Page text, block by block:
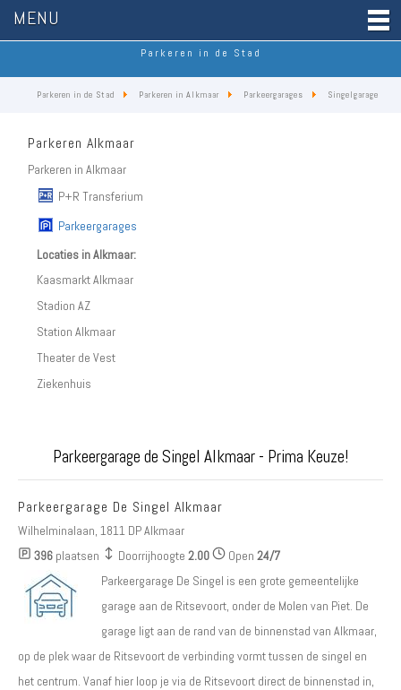
MENU
Parkeren in de Stad
Parkeren in de Stad Parkeren in Alkmaar Parkeergarages Singelgarage
Parkeren Alkmaar
Parkeren in Alkmaar
P+R Transferium
Parkeergarages
Locaties in Alkmaar:
Kaasmarkt Alkmaar
Stadion AZ
Station Alkmaar
Theater de Vest
Ziekenhuis
Parkeergarage de Singel Alkmaar - Prima Keuze!
Parkeergarage De Singel Alkmaar
Wilhelminalaan, 1811 DP Alkmaar
396 plaatsen Doorrijhoogte 2.00 Open 24/7
Parkeergarage De Singel is een grote gemeentelijke
garage aan de Ritsevoort, onder de Molen van Piet. De
garage ligt aan de rand van de binnenstad van Alkmaar,
op de plek waar de Ritsevoort de verbinding vormt tussen de singel en
het centrum. Vanaf hier loop je via de Ritsevoort direct de binnenstad in,